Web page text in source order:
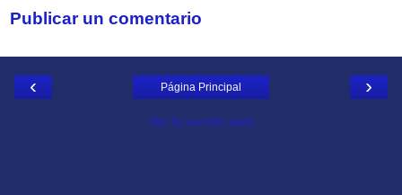
Publicar un comentario
‹ ›
Página Principal
Ver la versión web